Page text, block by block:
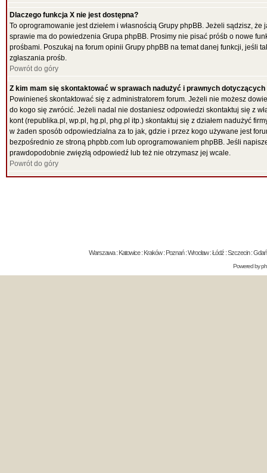
Dlaczego funkcja X nie jest dostępna?
To oprogramowanie jest dziełem i własnością Grupy phpBB. Jeżeli sądzisz,
sprawie ma do powiedzenia Grupa phpBB. Prosimy nie pisać próśb o nowe
prośbami. Poszukaj na forum opinii Grupy phpBB na temat danej funkcji, jeśli
zgłaszania prośb.
Powrót do góry
Z kim mam się skontaktować w sprawach nadużyć i prawnych
Powinieneś skontaktować się z administratorem forum. Jeżeli nie możesz
do kogo się zwrócić. Jeżeli nadal nie dostaniesz odpowiedzi skontaktuj się z
kont (republika.pl, wp.pl, hg.pl, phg.pl itp.) skontaktuj się z działem nadużyć
w żaden sposób odpowiedzialna za to jak, gdzie i przez kogo używane jest
bezpośrednio ze stroną phpbb.com lub oprogramowaniem phpBB. Jeśli
prawdopodobnie zwięzłą odpowiedź lub też nie otrzymasz jej wcale.
Powrót do góry
Warszawa : Katowice : Kraków : Poznań : Wrocław : Łódź : Szczecin :
Powered by